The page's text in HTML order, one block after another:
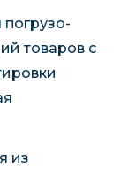
товаров с
из